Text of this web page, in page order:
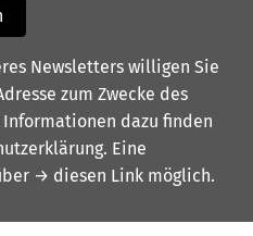
Newsletters willigen Sie
zum Zwecke des
dazu finden
. Eine
→ diesen Link möglich.